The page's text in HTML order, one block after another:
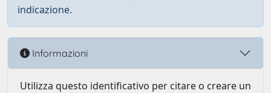
indicazione.
Informazioni
Utilizza questo identificativo per citare o creare un